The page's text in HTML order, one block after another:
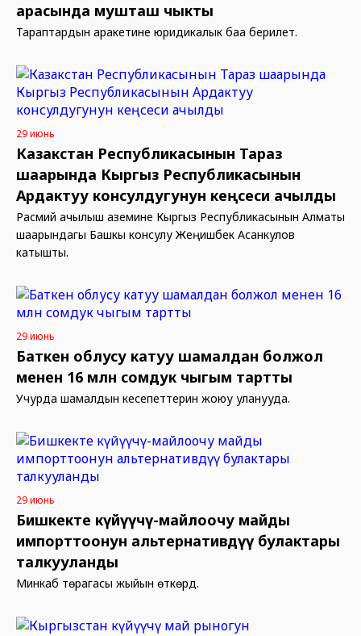
арасында мушташ чыкты
Тараптардын аракетине юридикалык баа берилет.
29 июнь
Казакстан Республикасынын Тараз
шаарында Кыргыз Республикасынын
Ардактуу консулдугунун кеңсеси ачылды
Расмий ачылыш аземине Кыргыз Республикасынын Алматы
шаарындагы Башкы консулу Жеңишбек Асанкулов
катышты.
29 июнь
Баткен облусу катуу шамалдан болжол
менен 16 млн сомдук чыгым тартты
Учурда шамалдын кесепеттерин жоюу уланууда.
29 июнь
Бишкекте күйүүчү-майлоочу майды
импорттоонун альтернативдүү булактары
талкууланды
Минкаб төрагасы жыйын өткөрдү.